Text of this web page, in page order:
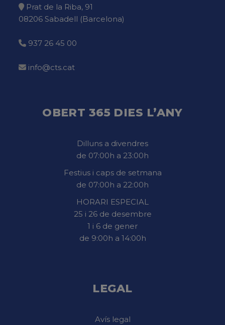
Prat de la Riba, 91
08206 Sabadell (Barcelona)
937 26 45 00
info@cts.cat
OBERT 365 DIES L’ANY
Dilluns a divendres
de 07:00h a 23:00h
Festius i caps de setmana
de 07:00h a 22:00h
HORARI ESPECIAL
25 i 26 de desembre
1 i 6 de gener
de 9:00h a 14:00h
LEGAL
Avís legal